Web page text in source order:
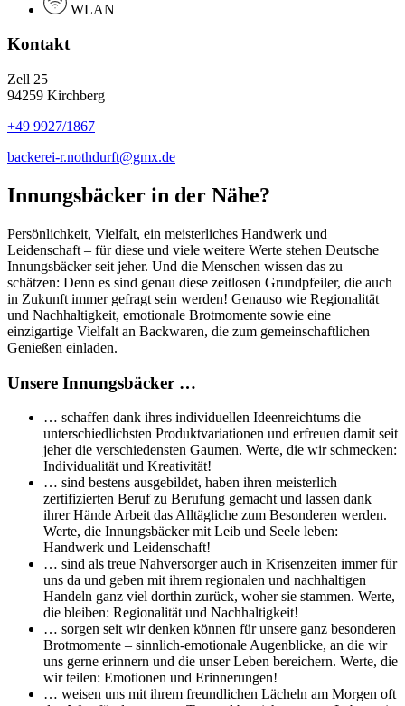
WLAN
Kontakt
Zell 25
94259 Kirchberg
+49 9927/1867
backerei-r.nothdurft@gmx.de
Innungsbäcker in der Nähe?
Persönlichkeit, Vielfalt, ein meisterliches Handwerk und
Leidenschaft – für diese und viele weitere Werte stehen Deutsche
Innungsbäcker seit jeher. Und die Menschen wissen das zu
schätzen: Denn es sind genau diese zeitlosen Grundpfeiler, die auch
in Zukunft immer gefragt sein werden! Genauso wie Regionalität
und Nachhaltigkeit, emotionale Brotmomente sowie eine
einzigartige Vielfalt an Backwaren, die zum gemeinschaftlichen
Genießen einladen.
Unsere Innungsbäcker …
… schaffen dank ihres individuellen Ideenreichtums die
unterschiedlichsten Produktvariationen und erfreuen damit seit
jeher die verschiedensten Gaumen. Werte, die wir schmecken:
Individualität und Kreativität!
… sind bestens ausgebildet, haben ihren meisterlich
zertifizierten Beruf zu Berufung gemacht und lassen dank
ihrer Hände Arbeit das Alltägliche zum Besonderen werden.
Werte, die Innungsbäcker mit Leib und Seele leben:
Handwerk und Leidenschaft!
… sind als treue Nahversorger auch in Krisenzeiten immer für
uns da und geben mit ihrem regionalen und nachhaltigen
Handeln ganz viel dorthin zurück, woher sie stammen. Werte,
die bleiben: Regionalität und Nachhaltigkeit!
… sorgen seit wir denken können für unsere ganz besonderen
Brotmomente – sinnlich-emotionale Augenblicke, an die wir
uns gerne erinnern und die unser Leben bereichern. Werte, die
wir teilen: Emotionen und Erinnerungen!
… weisen uns mit ihrem freundlichen Lächeln am Morgen oft